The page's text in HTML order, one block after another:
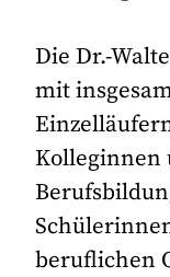
Die Dr.-
mit
Kolleginnen
beruflichen